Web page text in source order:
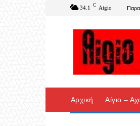
34.1 C Aigio
Αρχική Αίγιο –